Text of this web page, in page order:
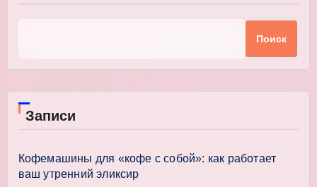
Поиск
Записи
Кофемашины для «кофе с собой»: как работает
ваш утренний эликсир